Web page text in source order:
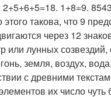
1+8=9.
этого такова, что 9
через 12
или лунных
земля, воздух,
с древними
их число